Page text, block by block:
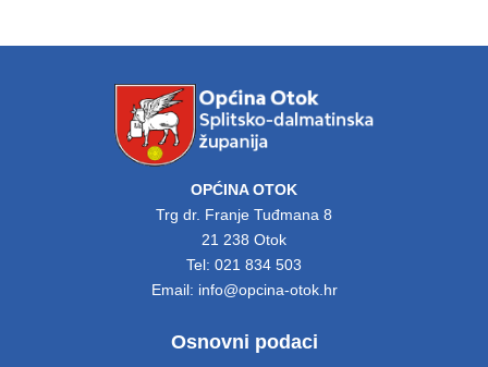
OPĆINA OTOK
Trg dr. Franje Tuđmana 8
21 238 Otok
Tel: 021 834 503
Email: info@opcina-otok.hr
Osnovni podaci